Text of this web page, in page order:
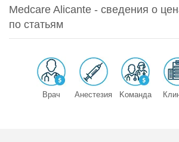
Medcare Alicante - сведения о
по статьям
Врач Анестезия Kоманда